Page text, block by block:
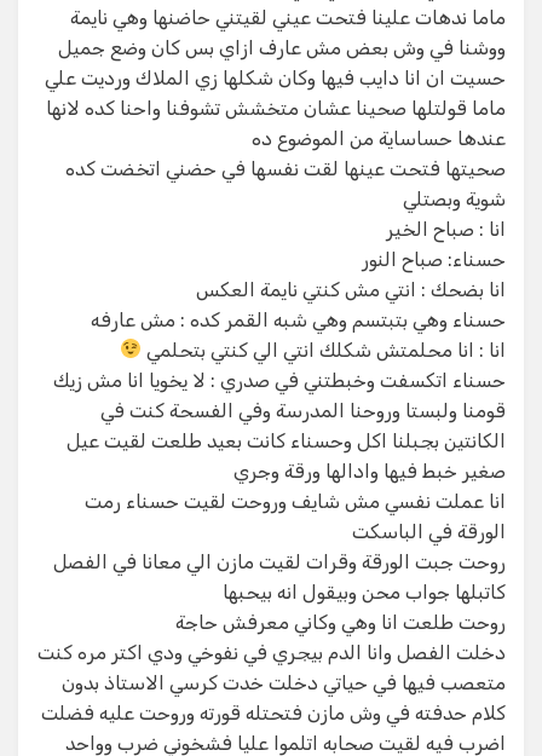
ماما ندهات علينا فتحت عيني لقيتني حاضنها وهي نايمة
ووشنا في وش بعض مش عارف ازاي بس كان وضع جميل
حسيت ان انا دايب فيها وكان شكلها زي الملاك ورديت علي
ماما قولتلها صحينا عشان متخشش تشوفنا واحنا كده لانها
عندها حساساية من الموضوع ده
صحيتها فتحت عينها لقت نفسها في حضني اتخضت كده
شوية وبصتلي
انا : صباح الخير
حسناء: صباح النور
انا بضحك : انتي مش كنتي نايمة العكس
حسناء وهي بتبتسم وهي شبه القمر كده : مش عارفه
انا : انا محلمتش شكلك انتي الي كنتي بتحلمي
حسناء اتكسفت وخبطتني في صدري : لا يخويا انا مش زيك
قومنا ولبستا وروحنا المدرسة وفي الفسحة كنت في
الكانتين بجبلنا اكل وحسناء كانت بعيد طلعت لقيت عيل
صغير خبط فيها وادالها ورقة وجري
انا عملت نفسي مش شايف وروحت لقيت حسناء رمت
الورقة في الباسكت
روحت جبت الورقة وقرات لقيت مازن الي معانا في الفصل
كاتبلها جواب محن وبيقول انه بيحبها
روحت طلعت انا وهي وكاني معرفش حاجة
دخلت الفصل وانا الدم بيجري في نفوخي ودي اكتر مره كنت
متعصب فيها في حياتي دخلت خدت كرسي الاستاذ بدون
كلام حدفته في وش مازن فتحتله قورته وروحت عليه فضلت
اضرب فيه لقيت صحابه اتلموا عليا فشخوني ضرب وواحد